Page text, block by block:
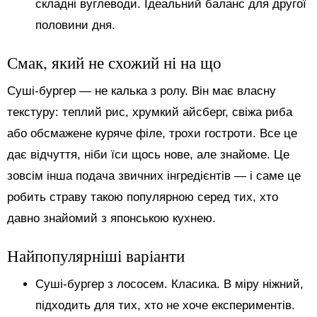
складні вуглеводи. Ідеальний баланс для другої
половини дня.
Смак, який не схожий ні на що
Суші-бургер — не калька з ролу. Він має власну
текстуру: теплий рис, хрумкий айсберг, свіжа риба
або обсмажене куряче філе, трохи гостроти. Все це
дає відчуття, ніби їси щось нове, але знайоме. Це
зовсім інша подача звичних інгредієнтів — і саме це
робить страву такою популярною серед тих, хто
давно знайомий з японською кухнею.
Найпопулярніші варіанти
Суші-бургер з лососем. Класика. В міру ніжний,
підходить для тих, хто не хоче експериментів.